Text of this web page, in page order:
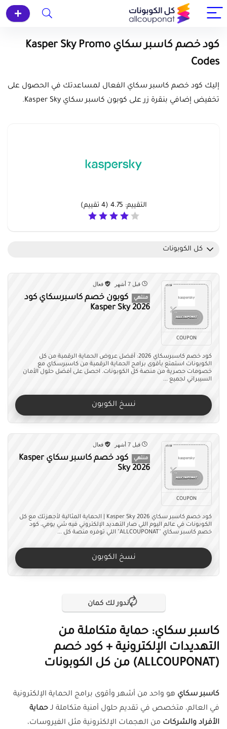
كود خصم كاسبر سكاي Kasper Sky Promo
Codes
إليك كود خصم كاسبر سكاي الفعال لمساعدتك في الحصول على
تخفيض إضافي بنقرة زر على كوبون كاسبر سكاي Kasper Sky.
التقييم: 4.75
(
4 تقييم)
كل الكوبونات
COUPON
قبل 7 أشهر فعال
منتهي
كوبون خصم كاسبرسكاي كود
Kasper Sky 2026
كود خصم كاسبرسكاي 2026: أفضل عروض الحماية الرقمية من كل
الكوبونات استمتع بأقوى برامج الحماية الرقمية من كاسبرسكاي مع
خصومات حصرية من منصة كل الكوبونات. احصل على أفضل حلول الأمان
السيبراني لجميع ...
نسخ الكوبون
COUPON
قبل 7 أشهر فعال
منتهي
كود خصم كاسبر سكاي Kasper
Sky 2026
كود خصم كاسبر سكاي Kasper Sky 2026 | الحماية المثالية لأجهزتك مع كل
الكوبونات في عالم اليوم اللي صار التهديد الإلكتروني فيه شي يومي، كود
خصم كاسبر سكاي "ALLCOUPONAT" اللي توفره منصة كل ...
نسخ الكوبون
ندور لك كمان
كاسبر سكاي: حماية متكاملة من
التهديدات الإلكترونية + كود خصم
(ALLCOUPONAT) من كل الكوبونات
كاسبر سكاي هو واحد من أشهر وأقوى برامج الحماية الإلكترونية
في العالم، متخصص في تقديم حلول أمنية متكاملة لـحماية
الأفراد والشركات من الهجمات الإلكترونية مثل الفيروسات،